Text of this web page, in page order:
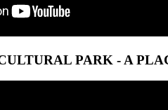
PARK - A